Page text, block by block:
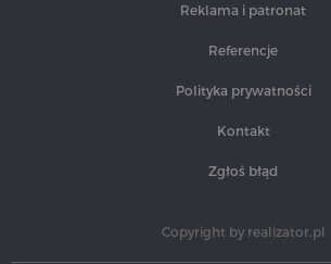
Reklama i patronat
Referencje
Polityka prywatności
Kontakt
Zgłoś błąd
Copyright by realizator.pl